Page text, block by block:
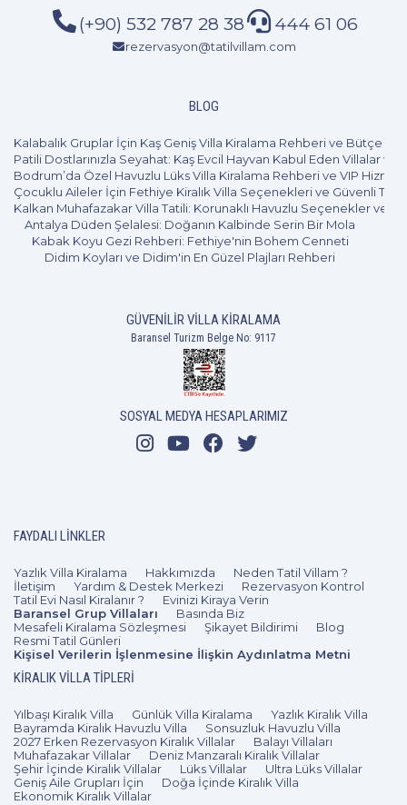
6 Kişi
(+90) 532 787 28 38 444 61 06
rezervasyon@tatilvillam.com
BLOG
Kalabalık Gruplar İçin Kaş Geniş Villa Kiralama Rehberi ve Bütçe
Patili Dostlarınızla Seyahat: Kaş Evcil Hayvan Kabul Eden Villalar ve
Bodrum’da Özel Havuzlu Lüks Villa Kiralama Rehberi ve VIP
Çocuklu Aileler İçin Fethiye Kiralık Villa Seçenekleri ve Güvenli
Kalkan Muhafazakar Villa Tatili: Korunaklı Havuzlu Seçenekler ve
Antalya Düden Şelalesi: Doğanın Kalbinde Serin Bir Mola
Kabak Koyu Gezi Rehberi: Fethiye'nin Bohem Cenneti
Didim Koyları ve Didim'in En Güzel Plajları Rehberi
GÜVENILIR VILLA KIRALAMA
Baransel Turizm Belge No: 9117
SOSYAL MEDYA HESAPLARIMIZ
FAYDALI LINKLER
Yazlık Villa Kiralama Hakkımızda
Neden Tatil Villam ?
İletişim
Yardım & Destek Merkezi
Rezervasyon Kontrol
Tatil Evi Nasıl Kiralanır ?
Evinizi Kiraya Verin
Baransel Grup Villaları
Basında Biz
Mesafeli Kiralama Sözleşmesi
Şikayet Bildirimi
Blog
Resmi Tatil Günleri
Kişisel Verilerin İşlenmesine İlişkin Aydınlatma Metni
KIRALIK VILLA TIPLERI
Yılbaşı Kiralık Villa Günlük Villa Kiralama
Yazlık Kiralık Villa
Bayramda Kiralık Havuzlu Villa
Sonsuzluk Havuzlu Villa
2027 Erken Rezervasyon Kiralık Villalar
Balayı Villaları
Muhafazakar Villalar
Deniz Manzaralı Kiralık Villalar
Şehir İçinde Kiralık Villalar
Lüks Villalar
Ultra Lüks Villalar
Geniş Aile Grupları İçin
Doğa İçinde Kiralık Villa
Ekonomik Kiralık Villalar